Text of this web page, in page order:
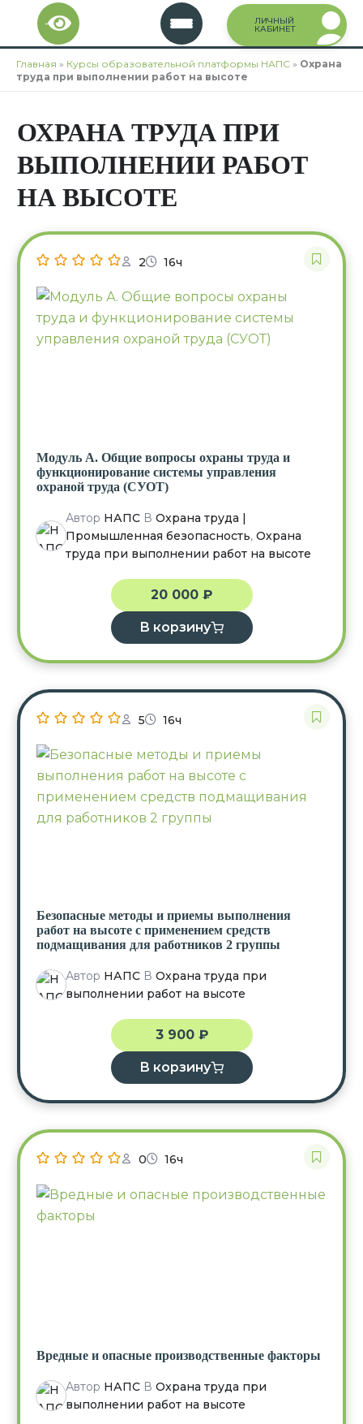
Перейти
содержимому
ЛИЧНЫЙ
КАБИНЕТ
Главная » Курсы образовательной платформы НАПС » Охрана
труда при выполнении работ на высоте
ОХРАНА ТРУДА ПРИ
ВЫПОЛНЕНИИ РАБОТ
НА ВЫСОТЕ
2 16ч
Модуль А. Общие вопросы охраны труда и
функционирование системы управления
охраной труда (СУОТ)
Автор НАПСВ Охрана труда |
Промышленная безопасность, Охрана
труда при выполнении работ на высоте
20 000 ₽
В корзину
5 16ч
Безопасные методы и приемы выполнения
работ на высоте с применением средств
подмащивания для работников 2 группы
Автор НАПСВ Охрана труда при
выполнении работ на высоте
3 900 ₽
В корзину
0 16ч
Вредные и опасные производственные факторы
Автор НАПСВ Охрана труда при
выполнении работ на высоте